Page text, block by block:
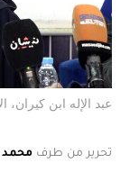
عبد الإله ابن كيران،
تحرير من طرف محمد